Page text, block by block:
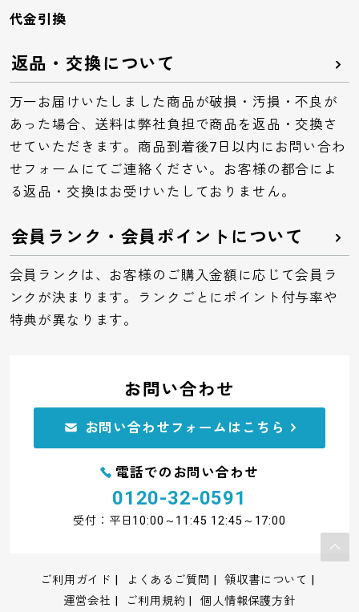
代金引換
返品・交換について
万一お届けいたしました商品が破損・汚損・不良が
あった場合、送料は弊社負担で商品を返品・交換さ
せていただきます。商品到着後7日以内にお問い合わ
せフォームにてご連絡ください。お客様の都合によ
る返品・交換はお受けいたしておりません。
会員ランク・会員ポイントについて
会員ランクは、お客様のご購入金額に応じて会員ラ
ンクが決まります。ランクごとにポイント付与率や
特典が異なります。
お問い合わせ
お問い合わせフォームはこちら
電話でのお問い合わせ
0120-32-0591
受付：平日10:00～11:45 12:45～17:00
ご利用ガイド よくあるご質問
領収書について
運営会社
ご利用規約 個人情報保護方針